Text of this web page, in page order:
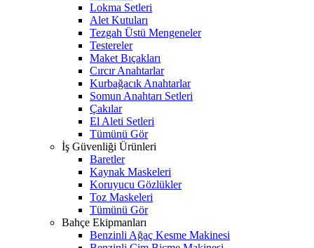
Lokma Setleri
Alet Kutuları
Tezgah Üstü Mengeneler
Testereler
Maket Bıçakları
Cırcır Anahtarlar
Kurbağacık Anahtarlar
Somun Anahtarı Setleri
Çakılar
El Aleti Setleri
Tümünü Gör
İş Güvenliği Ürünleri
Baretler
Kaynak Maskeleri
Koruyucu Gözlükler
Toz Maskeleri
Tümünü Gör
Bahçe Ekipmanları
Benzinli Ağaç Kesme Makinesi